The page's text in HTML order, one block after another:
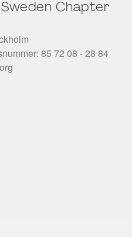
Chapter
85 72 08 - 28 84